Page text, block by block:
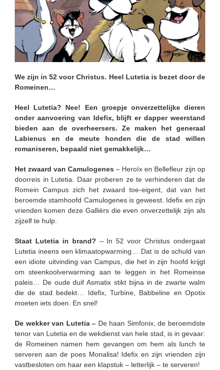
We zijn in 52 voor Christus. Heel Lutetia is bezet door de
Romeinen…
Heel Lutetia? Nee! Een groepje onverzettelijke dieren
onder aanvoering van Idefix, blijft er dapper weerstand
bieden aan de overheersers. Ze maken het generaal
Labienus en de meute honden die de stad willen
romaniseren, bepaald niet gemakkelijk…
Het zwaard van Camulogenes – Heroïx en Bellefleur zijn op
doorreis in Lutetia. Daar proberen ze te verhinderen dat de
Romein Campus zich het zwaard toe-eigent, dat van het
beroemde stamhoofd Camulogenes is geweest. Idefix en zijn
vrienden komen deze Galliërs die even onverzettelijk zijn als
zijzelf te hulp.
Staat Lutetia in brand? – In 52 voor Christus ondergaat
Lutetia ineens een klimaatopwarming… Dat is de schuld van
een idiote uitvinding van Campus, die het in zijn hoofd krijgt
om steenkoolverwarming aan te leggen in het Romeinse
paleis… De oude duif Asmatix stikt bijna in de zwarte walm
die de stad bedekt… Idefix, Turbine, Babbeline en Opotix
moeten iets doen. En snel!
De wekker van Lutetia – De haan Simfonix, de beroemdste
tenor van Lutetia en de wekdienst van hele stad, is in gevaar:
de Romeinen namen hem gevangen om hem als lunch te
serveren aan de poes Monalisa! Idefix en zijn vrienden zijn
vastbesloten om haar een klapstuk – letterlijk – te serveren!